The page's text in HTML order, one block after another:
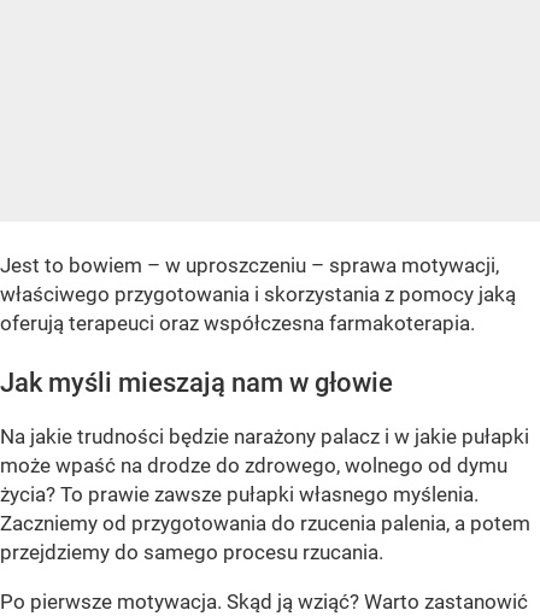
Jest to bowiem – w uproszczeniu – sprawa motywacji,
właściwego przygotowania i skorzystania z pomocy jaką
oferują terapeuci oraz współczesna farmakoterapia.
Jak myśli mieszają nam w głowie
Na jakie trudności będzie narażony palacz i w jakie pułapki
może wpaść na drodze do zdrowego, wolnego od dymu
życia? To prawie zawsze pułapki własnego myślenia.
Zaczniemy od przygotowania do rzucenia palenia, a potem
przejdziemy do samego procesu rzucania.
Po pierwsze motywacja. Skąd ją wziąć? Warto zastanowić